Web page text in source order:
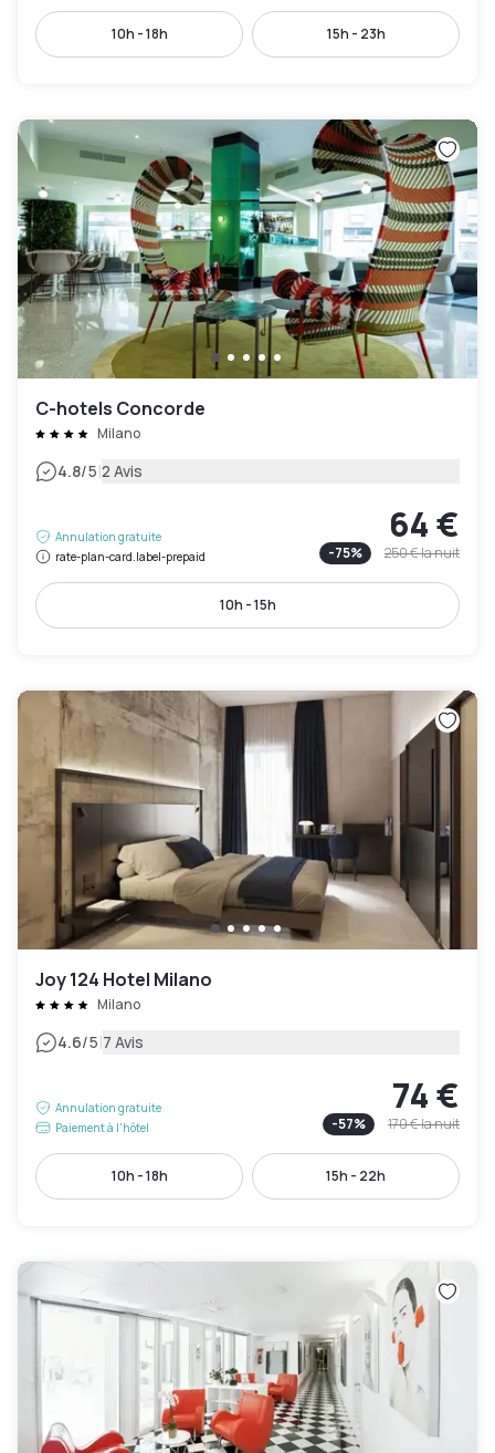
10h - 18h 15h - 23h
C-hotels Concorde
Milano
4.8/5|2 Avis
Annulation gratuite
rate-plan-card.label-prepaid
64 €
-75% 250 €la nuit
10h - 15h
Joy 124 Hotel Milano
Milano
4.6/5|7 Avis
Annulation gratuite
Paiement à l'hôtel
74 €
-57% 170 €la nuit
10h - 18h 15h - 22h